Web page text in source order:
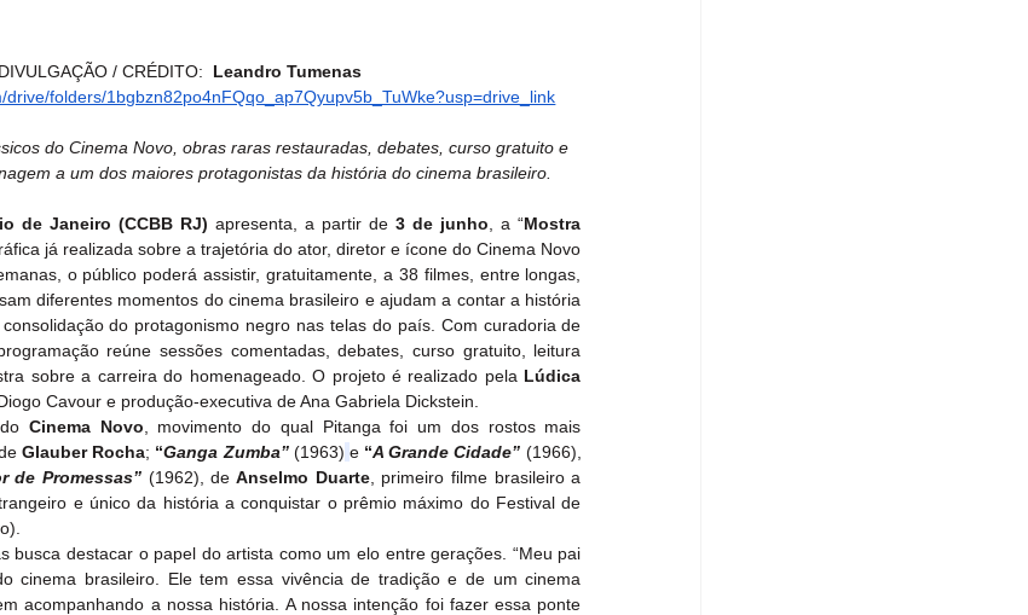
/ CRÉDITO: Leandro Tumenas
drive/folders/1bgbzn82po4nFQqo_ap7Qyupv5b_TuWke?usp=drive_link
do Cinema Novo, obras raras restauradas, debates, curso gratuito e
a um dos maiores protagonistas da história do cinema brasileiro.
de Janeiro (CCBB RJ) apresenta, a partir de 3 de junho , a “Mostra
o público poderá assistir, gratuitamente, a 38 filmes, entre longas,
diferentes momentos do cinema brasileiro e ajudam a contar a história
reúne sessões comentadas, debates, curso gratuito, leitura
sobre a carreira do homenageado. O projeto é realizado pela Lúdica
Cavour e produção-executiva de Ana Gabriela Dickstein.
Cinema Novo , movimento do qual Pitanga foi um dos rostos mais
Glauber Rocha; “Ganga Zumba” (1963) e “A Grande Cidade” (1966),
de Promessas” (1962), de Anselmo Duarte, primeiro filme brasileiro a
e único da história a conquistar o prêmio máximo do Festival de
busca destacar o papel do artista como um elo entre gerações. “Meu pai
cinema brasileiro. Ele tem essa vivência de tradição e de um cinema
acompanhando a nossa história. A nossa intenção foi fazer essa ponte